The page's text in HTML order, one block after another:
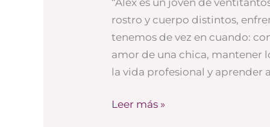
rostro y cuerpo distintos,
tenemos de vez en cuando:
amor de una chica, mantener
la vida profesional y aprender
las
marcas
Leer más »